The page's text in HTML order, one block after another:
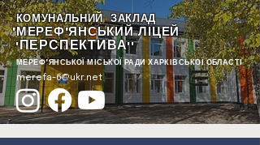
КОМУНАЛЬНИЙ ЗАКЛАД
"МЕРЕФ'ЯНСЬКИЙ ЛІЦЕЙ
"ПЕРСПЕКТИВА""
МЕРЕФ'ЯНСЬКОЇ МІСЬКОЇ РАДИ ХАРКІВСЬКОЇ ОБЛАСТІ
merefa-6@ukr.net